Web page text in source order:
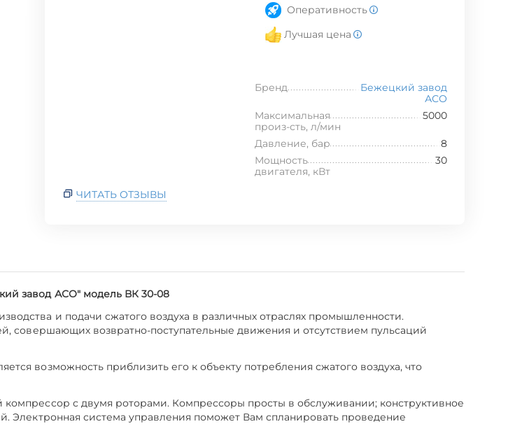
Оперативность
Лучшая цена
Бренд
Бежецкий завод
АСО
Максимальная
произ-сть, л/мин
5000
Давление, бар
8
Мощность
двигателя, кВт
30
ЧИТАТЬ ОТЗЫВЫ
завод АСО" модель ВК 30-08
и подачи сжатого воздуха в различных отраслях промышленности.
совершающих возвратно-поступательные движения и отсутствием пульсаций
возможность приблизить его к объекту потребления сжатого воздуха, что
с двумя роторами. Компрессоры просты в обслуживании; конструктивное
Электронная система управления поможет Вам спланировать проведение